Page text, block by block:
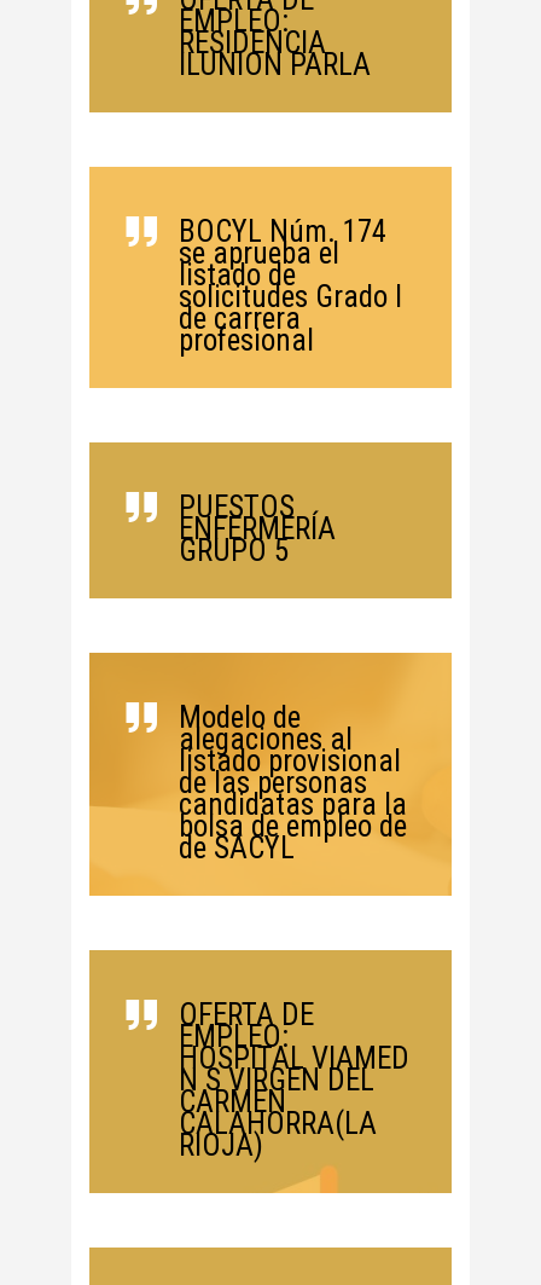
EMPLEO:
RESIDENCIA
ILUNION PARLA
BOCYL Núm. 174
se aprueba el
listado de
solicitudes Grado I
de carrera
profesional
PUESTOS
ENFERMERÍA
GRUPO 5
Modelo de
alegaciones al
listado provisional
de las personas
candidatas para la
bolsa de empleo de
de SACYL
OFERTA DE
EMPLEO:
HOSPITAL VIAMED
N S VIRGEN DEL
CARMEN
CALAHORRA(LA
RIOJA)